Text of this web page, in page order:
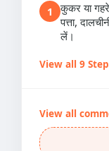
1
कुकर या
पत्ता,
लें।
View all 9
View all